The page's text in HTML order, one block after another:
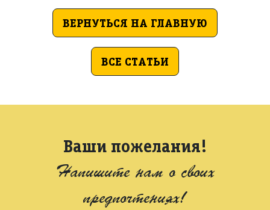
ВЕРНУТЬСЯ НА ГЛАВНУЮ
ВСЕ СТАТЬИ
Ваши пожелания!
Напишите нам о своих
предпочтениях!